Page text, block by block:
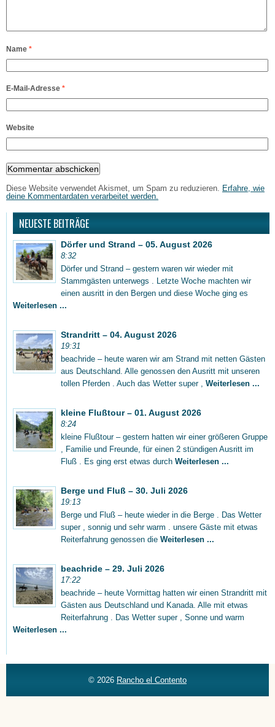
Name *
E-Mail-Adresse *
Website
Diese Website verwendet Akismet, um Spam zu reduzieren.
Erfahre, wie
deine Kommentardaten verarbeitet werden.
NEUESTE BEITRÄGE
Dörfer und Strand – 05. August 2026
8:32
Dörfer und Strand – gestern waren wir wieder mit
Stammgästen unterwegs . Letzte Woche machten wir
einen ausritt in den Bergen und diese Woche ging es
Weiterlesen ...
Strandritt – 04. August 2026
19:31
beachride – heute waren wir am Strand mit netten Gästen
aus Deutschland. Alle genossen den Ausritt mit unseren
tollen Pferden . Auch das Wetter super , Weiterlesen ...
kleine Flußtour – 01. August 2026
8:24
kleine Flußtour – gestern hatten wir einer größeren Gruppe
, Familie und Freunde, für einen 2 stündigen Ausritt im
Fluß . Es ging erst etwas durch Weiterlesen ...
Berge und Fluß – 30. Juli 2026
19:13
Berge und Fluß – heute wieder in die Berge . Das Wetter
super , sonnig und sehr warm . unsere Gäste mit etwas
Reiterfahrung genossen die Weiterlesen ...
beachride – 29. Juli 2026
17:22
beachride – heute Vormittag hatten wir einen Strandritt mit
Gästen aus Deutschland und Kanada. Alle mit etwas
Reiterfahrung . Das Wetter super , Sonne und warm
Weiterlesen ...
© 2026 Rancho el Contento